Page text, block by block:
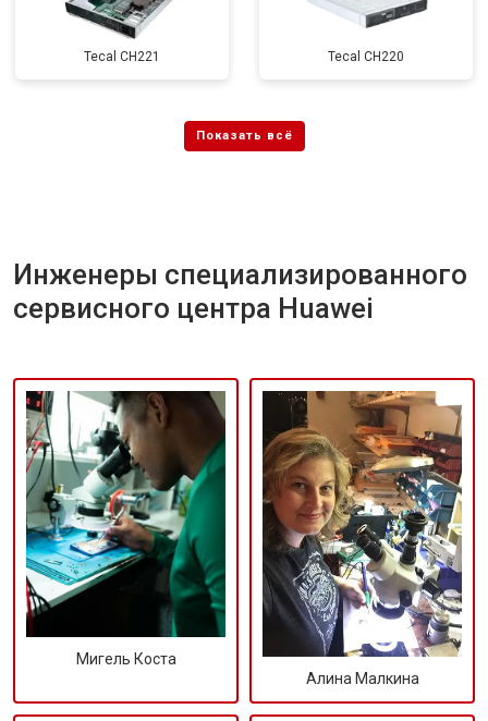
Tecal CH221 Tecal CH220
Инженеры специализированного
сервисного центра Huawei
Мигель Коста
Алина Малкина